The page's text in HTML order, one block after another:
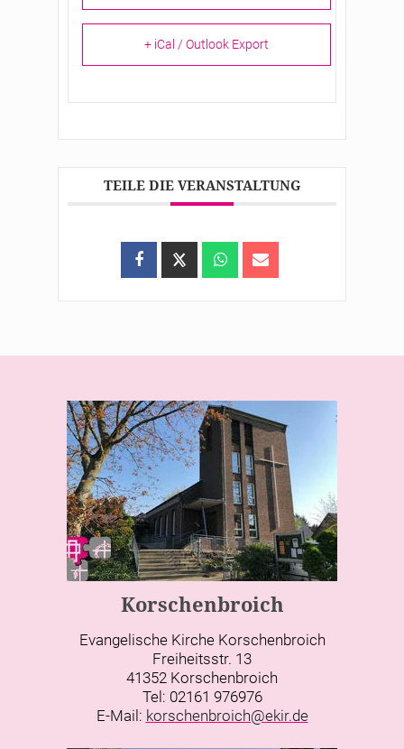
+ iCal / Outlook Export
TEILE DIE VERANSTALTUNG
Korschenbroich
Evangelische Kirche Korschenbroich
Freiheitsstr. 13
41352 Korschenbroich
Tel: 02161 976976
E-Mail: korschenbroich@ekir.de